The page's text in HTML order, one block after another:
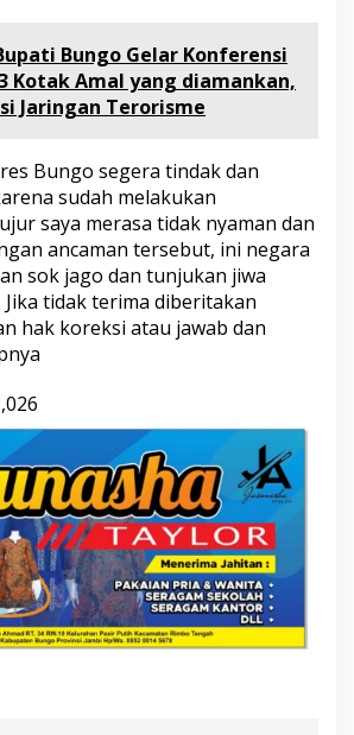
a
r
t
a
n
Bungo Gelar Konferensi
Kotak Amal yang diamankan,
Jaringan Terorisme
Bungo segera tindak dan
sudah melakukan
saya merasa tidak nyaman dan
ancaman tersebut, ini negara
sok jago dan tunjukan jiwa
tidak terima diberitakan
hak koreksi atau jawab dan